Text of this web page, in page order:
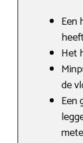
Een
Het
de
Een